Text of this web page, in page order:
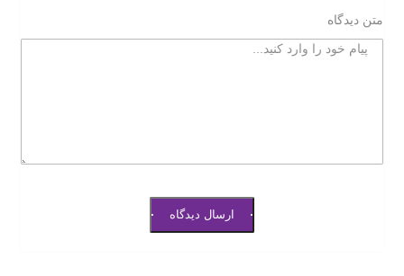
متن دیدگاه
ارسال دیدگاه